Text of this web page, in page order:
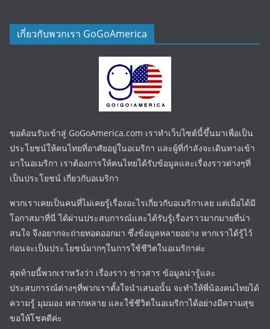
เกี่ยวกับพวกเรา GoGoAmerica
ขอต้อนรับเข้าสู่ GoGoAmerica.com เราทำเว็บไซต์นี้ขึ้นมาเพื่อเป็น
ประโยชน์ให้คนไทยที่อาศัยอยู่ในอเมริกา และผู้ที่กำลังจะเดินทางเข้า
มาในอเมริกา เราต้องการให้คนไทยได้รับข้อมูลและเรื่องราวต่างๆที่
เป็นประโยชน์ เกี่ยวกับอเมริกา
พวกเราเคยเป็นคนที่ไม่เคยรู้เรื่องอะไรเกี่ยวกับอเมริกาเลย แต่เมื่อได้มี
โอกาสมาที่นี่ ได้ผ่านประสบการณ์และได้รับรู้เรื่องราวมากมายที่น่า
สนใจ จึงอยากจะถ่ายทอดออกมา ซึ่งข้อมูลหลายอย่าง หากเราได้รู้ไว้
ก่อนจะเป็นประโยชน์มากๆในการใช้ชีวิตในอเมริกาค่ะ
สุดท้ายนี้พวกเราหวังว่า เรื่องราว ข่าวสาร ข้อมูลน่ารู้และ
ประสบการณ์ต่างๆที่พวกเราตั้งใจนำเสนอนั้น จะทำให้พี่น้องคนไทยได้
ความรู้ มุมมอง หลากหลาย และใช้ชีวิตในอเมริกาได้อย่างมีความสุข
ขอให้โชคดีค่ะ